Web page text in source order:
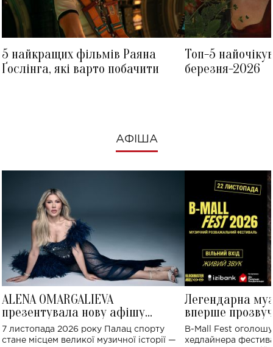
5 найкращих фільмів Раяна
Ґослінга, які варто побачити
Топ-5
березня-2026
АФІША
ALENA OMARGALIEVA
презентувала нову афішу
великого концерту в Палаці
спорту
7 листопада 2026 року Палац спорту
стане місцем великої музичної історії —
Легендарна
вперше
Україні: де
B-Mall Fest
хедлайнера